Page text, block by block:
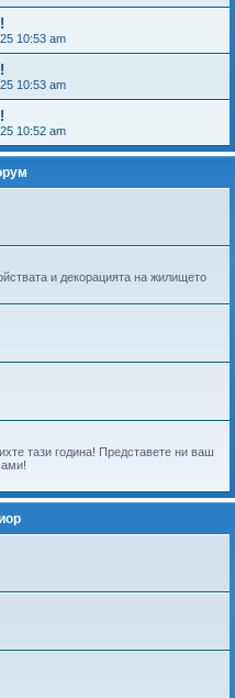
10:53 am
10:53 am
10:52 am
и декорацията на жилището
тази година! Представете ни ваш